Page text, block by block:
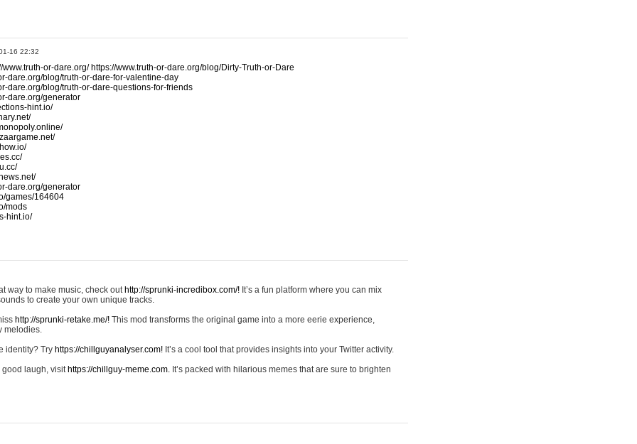
16 22:32
www.truth-or-dare.org/ https://www.truth-or-dare.org/blog/Dirty-Truth-or-Dare
dare.org/blog/truth-or-dare-for-valentine-day
dare.org/blog/truth-or-dare-questions-for-friends
dare.org/generator
hint.io/
dare.org/generator
games/164604
mods
hint.io/
way to make music, check out http://sprunki-incredibox.com/! It’s a fun platform where you can mix
to create your own unique tracks.
http://sprunki-retake.me/! This mod transforms the original game into a more eerie experience,
melodies.
identity? Try https://chillguyanalyser.com! It’s a cool tool that provides insights into your Twitter activity.
good laugh, visit https://chillguy-meme.com. It’s packed with hilarious memes that are sure to brighten